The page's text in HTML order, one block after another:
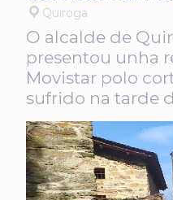
Quiroga
O alcalde de
presentou unha
Movistar polo
sufrido na tarde